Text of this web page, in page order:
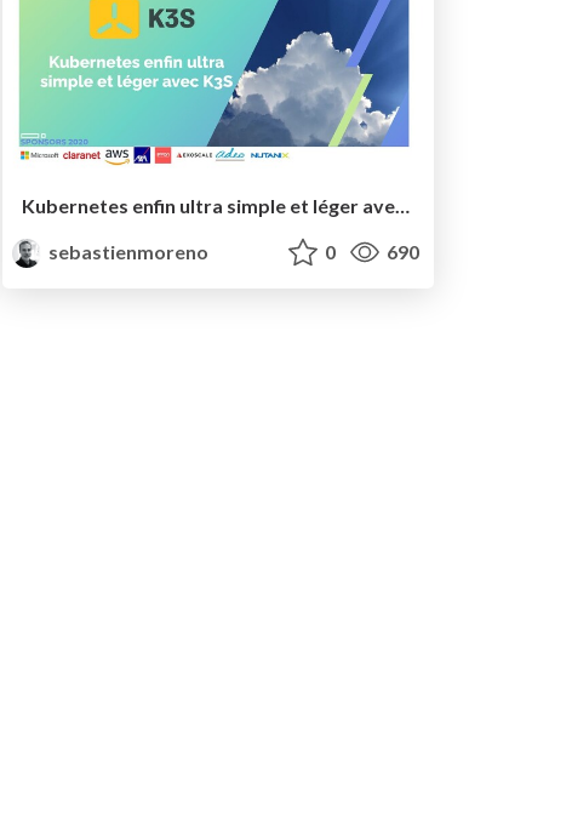
Kubernetes enfin ultra simple et léger avec k3s
sebastienmoreno
0 690